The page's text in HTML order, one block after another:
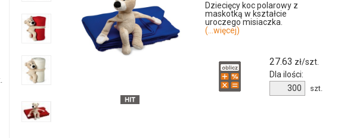
Dziecięcy koc polarowy z
maskotką w kształcie
uroczego misiaczka.
(...więcej)
27.63 zł/szt.
Dla ilości:
produktu
szt.